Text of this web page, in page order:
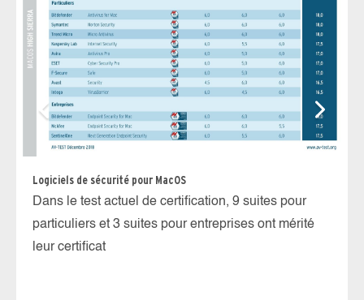
Logiciels de sécurité pour MacOS
Dans le test actuel de certification, 9 suites pour
particuliers et 3 suites pour entreprises ont mérité
leur certificat